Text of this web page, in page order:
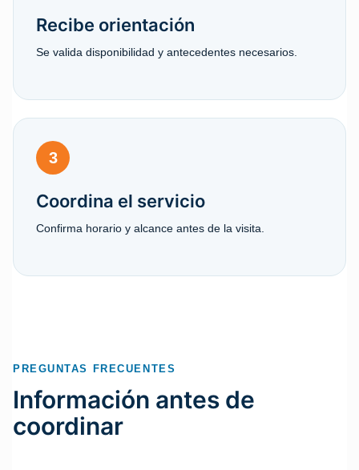
Recibe orientación
Se valida disponibilidad y antecedentes necesarios.
3
Coordina el servicio
Confirma horario y alcance antes de la visita.
PREGUNTAS FRECUENTES
Información antes de
coordinar